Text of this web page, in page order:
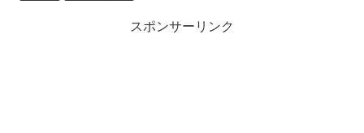
スポンサーリンク